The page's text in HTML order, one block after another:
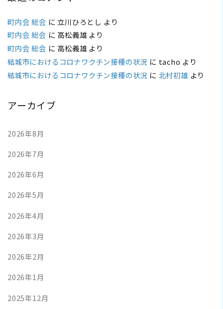
町内会 総会 に 立川ひろとし より
町内会 総会 に 高松義雄より
町内会 総会 に 高松義雄より
結城市におけるコロナワクチン接種の状況 に tacho より
結城市におけるコロナワクチン接種の状況 に 北村初雄より
アーカイブ
2026年8月
2026年7月
2026年6月
2026年5月
2026年4月
2026年3月
2026年2月
2026年1月
2025年12月